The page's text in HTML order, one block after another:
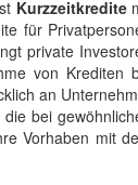
Kurzzeitkredite
für
private
von Krediten
an
bei
Vorhaben mit